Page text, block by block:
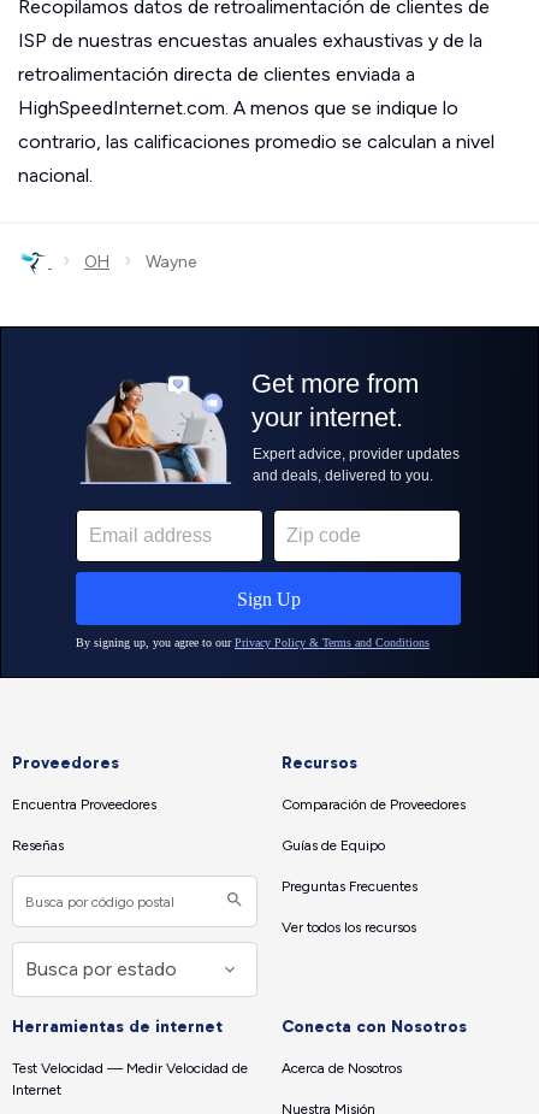
Recopilamos datos de retroalimentación de clientes de
ISP de nuestras encuestas anuales exhaustivas y de la
retroalimentación directa de clientes enviada a
HighSpeedInternet.com. A menos que se indique lo
contrario, las calificaciones promedio se calculan a nivel
nacional.
› OH › Wayne
Proveedores
Encuentra Proveedores
Reseñas
Recursos
Comparación de Proveedores
Guías de Equipo
Preguntas Frecuentes
Ver todos los recursos
Herramientas de internet
Test Velocidad — Medir Velocidad de
Internet
Conecta con Nosotros
Acerca de Nosotros
Nuestra Misión